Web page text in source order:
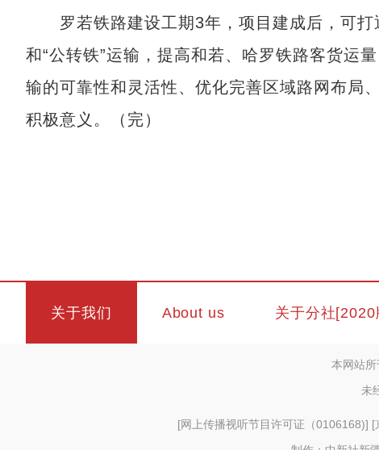
罗若铁路建设工期3年，项目建成后，可打
和“公转铁”运输，提高和若、哈罗铁路客货运
输的可靠性和灵活性、优化完善区域路网布局
积极意义。（完）
关于我们 About us 关于分社[2020
本网站所
未
[网上传播视听节目许可证（0106168)] [